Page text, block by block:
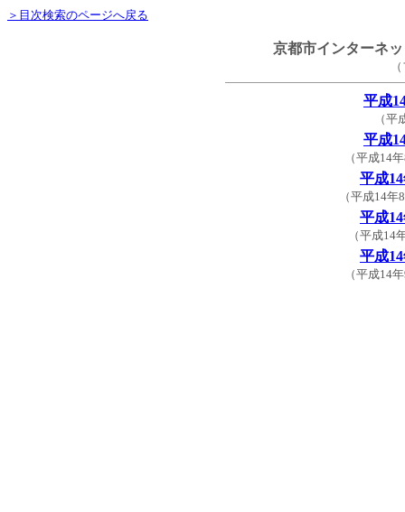
＞目次検索のページへ戻る
京都市インターネ
平成
（
平成
（平成14
平成
（平成14
平成
（平成14
平成
（平成14